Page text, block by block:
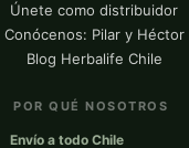
Únete como distribuidor
Conócenos: Pilar y Héctor
Blog Herbalife Chile
POR QUÉ NOSOTROS
Envío a todo Chile